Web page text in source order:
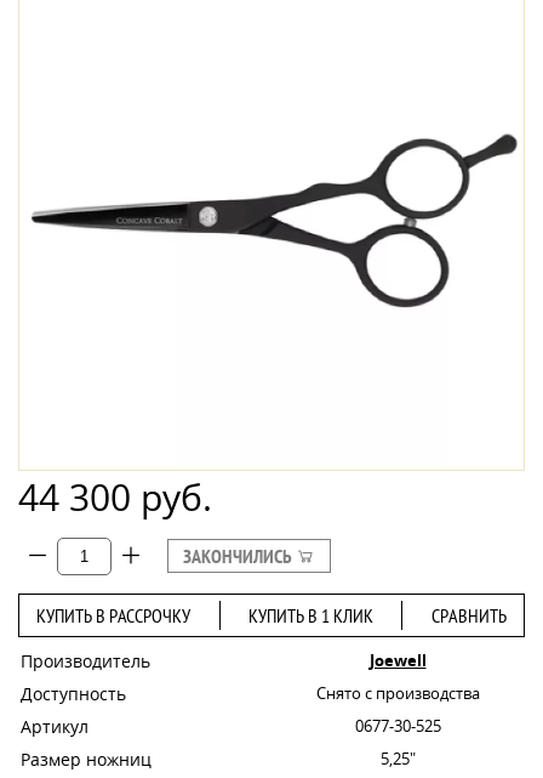
44 300 руб.
ЗАКОНЧИЛИСЬ
КУПИТЬ В РАССРОЧКУ КУПИТЬ В 1 КЛИК СРАВНИТЬ
Производитель Joewell
Доступность Снято с производства
Артикул 0677-30-525
Размер ножниц 5,25"